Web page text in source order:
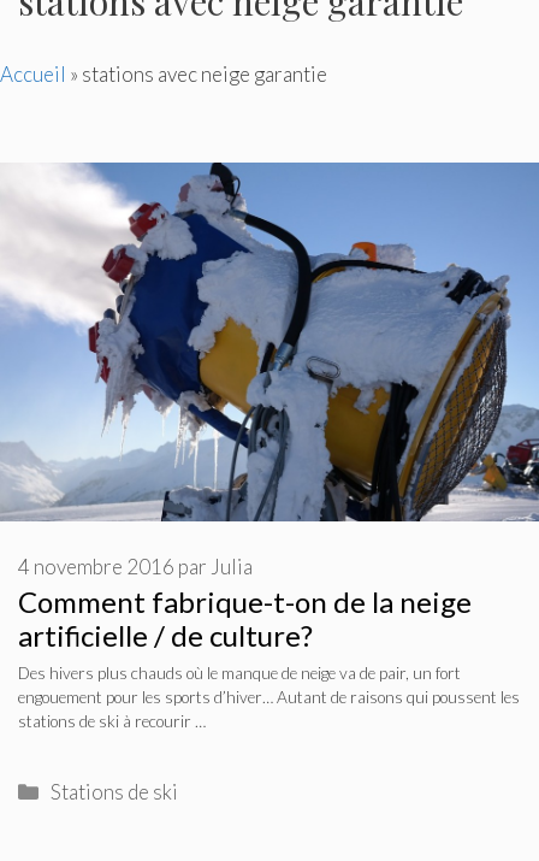
Accueil » stations avec neige garantie
Comment fabrique-t-on de la neige
artificielle / de culture?
4 novembre 2016 par Julia
Des hivers plus chauds où le manque de neige va de pair, un fort
engouement pour les sports d’hiver… Autant de raisons qui poussent les
stations de ski à recourir …
Catégories
Stations de ski